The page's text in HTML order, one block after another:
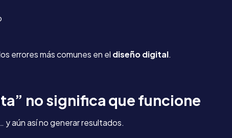
errores más comunes en el diseño digital.
no significa que funcione
aún así no generar resultados.